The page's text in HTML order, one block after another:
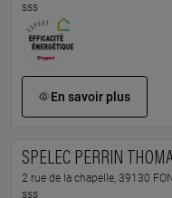
sss
En savoir plus
SPELEC PERRIN
2 rue de la chapelle, 39130
sss